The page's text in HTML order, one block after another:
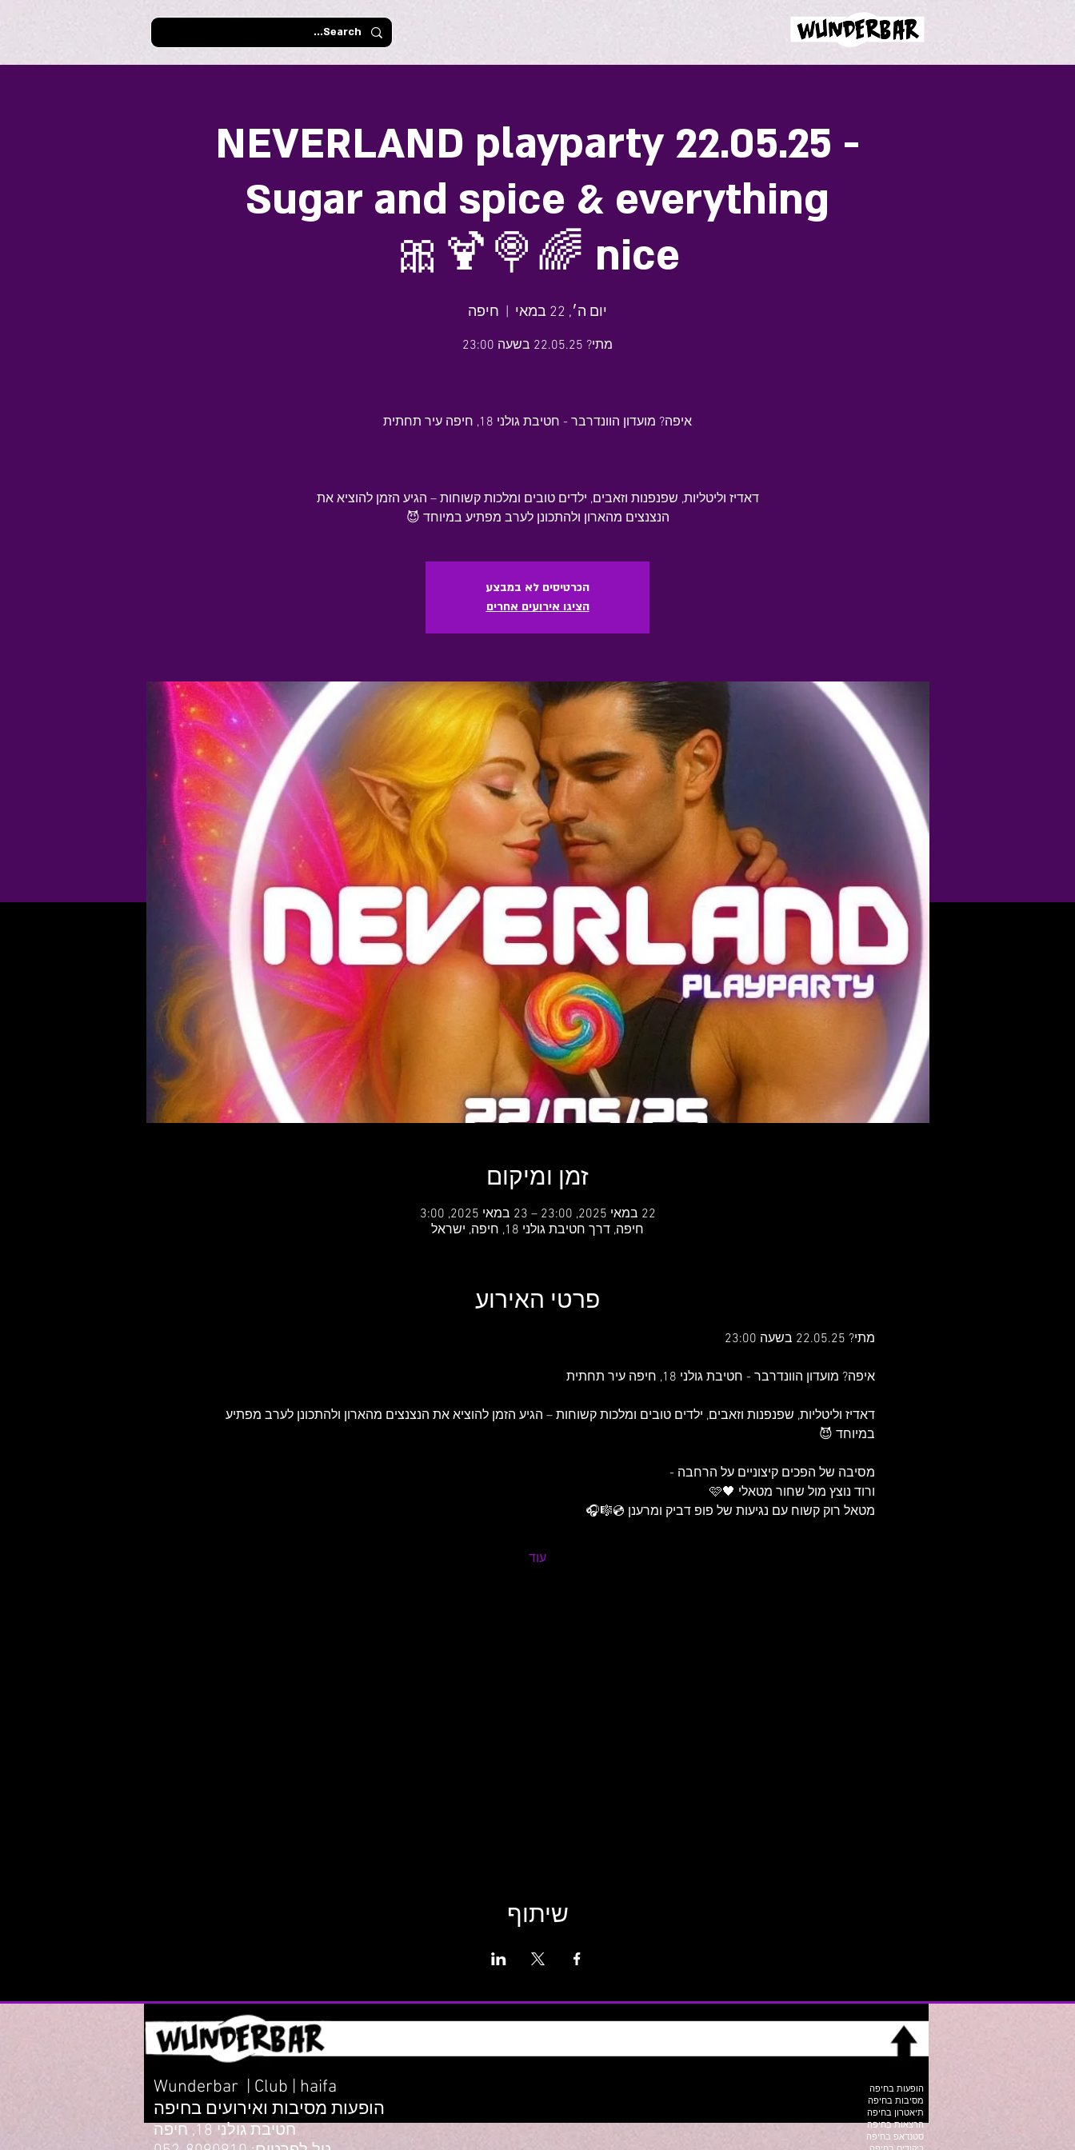
NEVERLAND playparty 22.05.25 -
Sugar and spice & everything
nice 🌈🍭🍹🎀
יום ה׳, 22 במאי חיפה
דאדיז וליטליות, שפנפנות וזאבים, ילדים טובים ומלכות קשוחות – הגיע הזמן להוציא את
הנצנצים מהארון ולהתכונן לערב מפתיע במיוחד 😈
הכרטיסים לא במבצע
הציגו אירועים אחרים
זמן ומיקום
22 במאי 2025, 23:00 – 23 במאי 2025, 3:00
חיפה, דרך חטיבת גולני 18, חיפה, ישראל
פרטי האירוע
מתי? 22.05.25 בשעה 23:00
איפה? מועדון הוונדרבר - חטיבת גולני 18, חיפה עיר תחתית
דאדיז וליטליות, שפנפנות וזאבים, ילדים טובים ומלכות קשוחות – הגיע הזמן להוציא את הנצנצים מהארון ולהתכונן לערב מפתיע
במיוחד 😈
מסיבה של הפכים קיצוניים על הרחבה -
ורוד נוצץ מול שחור מטאלי 🖤🩷
מטאל רוק קשוח עם נגיעות של פופ דביק ומרענן 💿🎼🎧
עוד
שיתוף
Wunderbar | Club | haifa
הופעות מסיבות ואירועים בחיפה
חטיבת גולני 18, חיפה
הופעות בחיפה
מסיבות בחיפה
תיאטרון בחיפה
הרצאות בחיפה
סטנדאפ בחיפה